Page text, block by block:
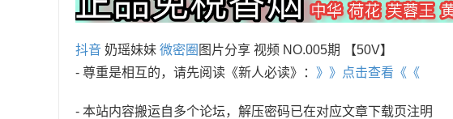
抖音 奶瑶妹妹 微密圈 图片分享 视频 NO.005期 【50V】
- 尊重是相互的，请先阅读《新人必读》： 》》点击查看《《
- 本站内容搬运自多个论坛，解压密码已在对应文章下载页注明